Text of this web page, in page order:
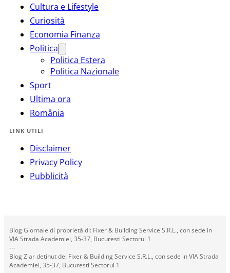
Cultura e Lifestyle
Curiosità
Economia Finanza
Politica
Politica Estera
Politica Nazionale
Sport
Ultima ora
România
LINK UTILI
Disclaimer
Privacy Policy
Pubblicità
Blog Giornale di proprietà di: Fixer & Building Service S.R.L., con sede in
VIA Strada Academiei, 35-37, Bucuresti Sectorul 1
---
Blog Ziar deținut de: Fixer & Building Service S.R.L., con sede in VIA Strada
Academiei, 35-37, Bucuresti Sectorul 1